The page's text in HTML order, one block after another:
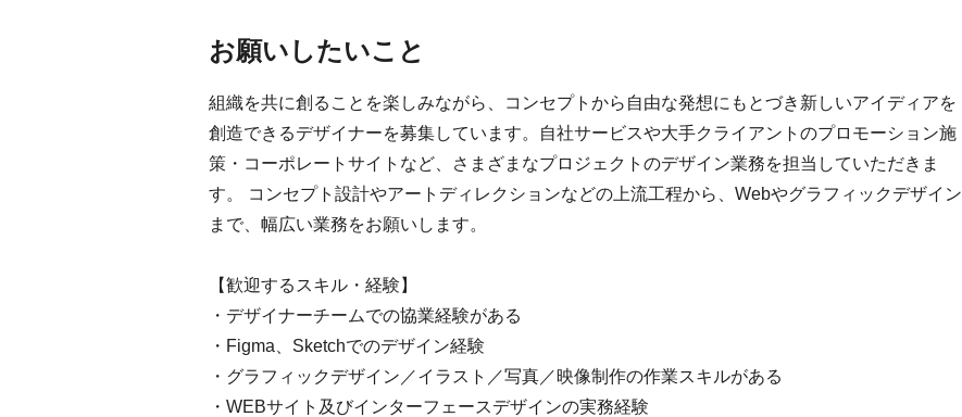
お願いしたいこと
組織を共に創ることを楽しみながら、コンセプトから自由な発想にもとづき新しいアイディアを
創造できるデザイナーを募集しています。自社サービスや大手クライアントのプロモーション施
策・コーポレートサイトなど、さまざまなプロジェクトのデザイン業務を担当していただきま
す。 コンセプト設計やアートディレクションなどの上流工程から、Webやグラフィックデザイン
まで、幅広い業務をお願いします。
【歓迎するスキル・経験】
・デザイナーチームでの協業経験がある
・Figma、Sketchでのデザイン経験
・グラフィックデザイン／イラスト／写真／映像制作の作業スキルがある
・WEBサイト及びインターフェースデザインの実務経験